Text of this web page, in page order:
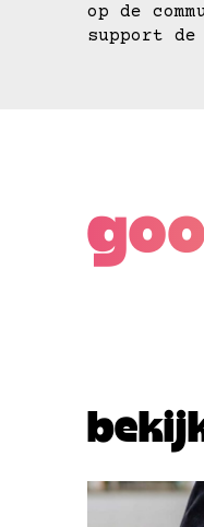
op de
support